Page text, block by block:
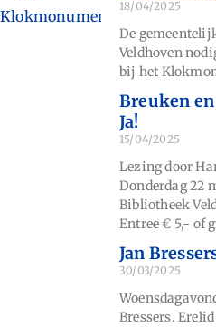
18/04/2025
De
Veldhoven
bij het
Breuken
Ja!
15/04/2025
Lezing door
Donderdag 22
Bibliotheek
Entree € 5,- of
Jan
30/03/2025
Bressers.